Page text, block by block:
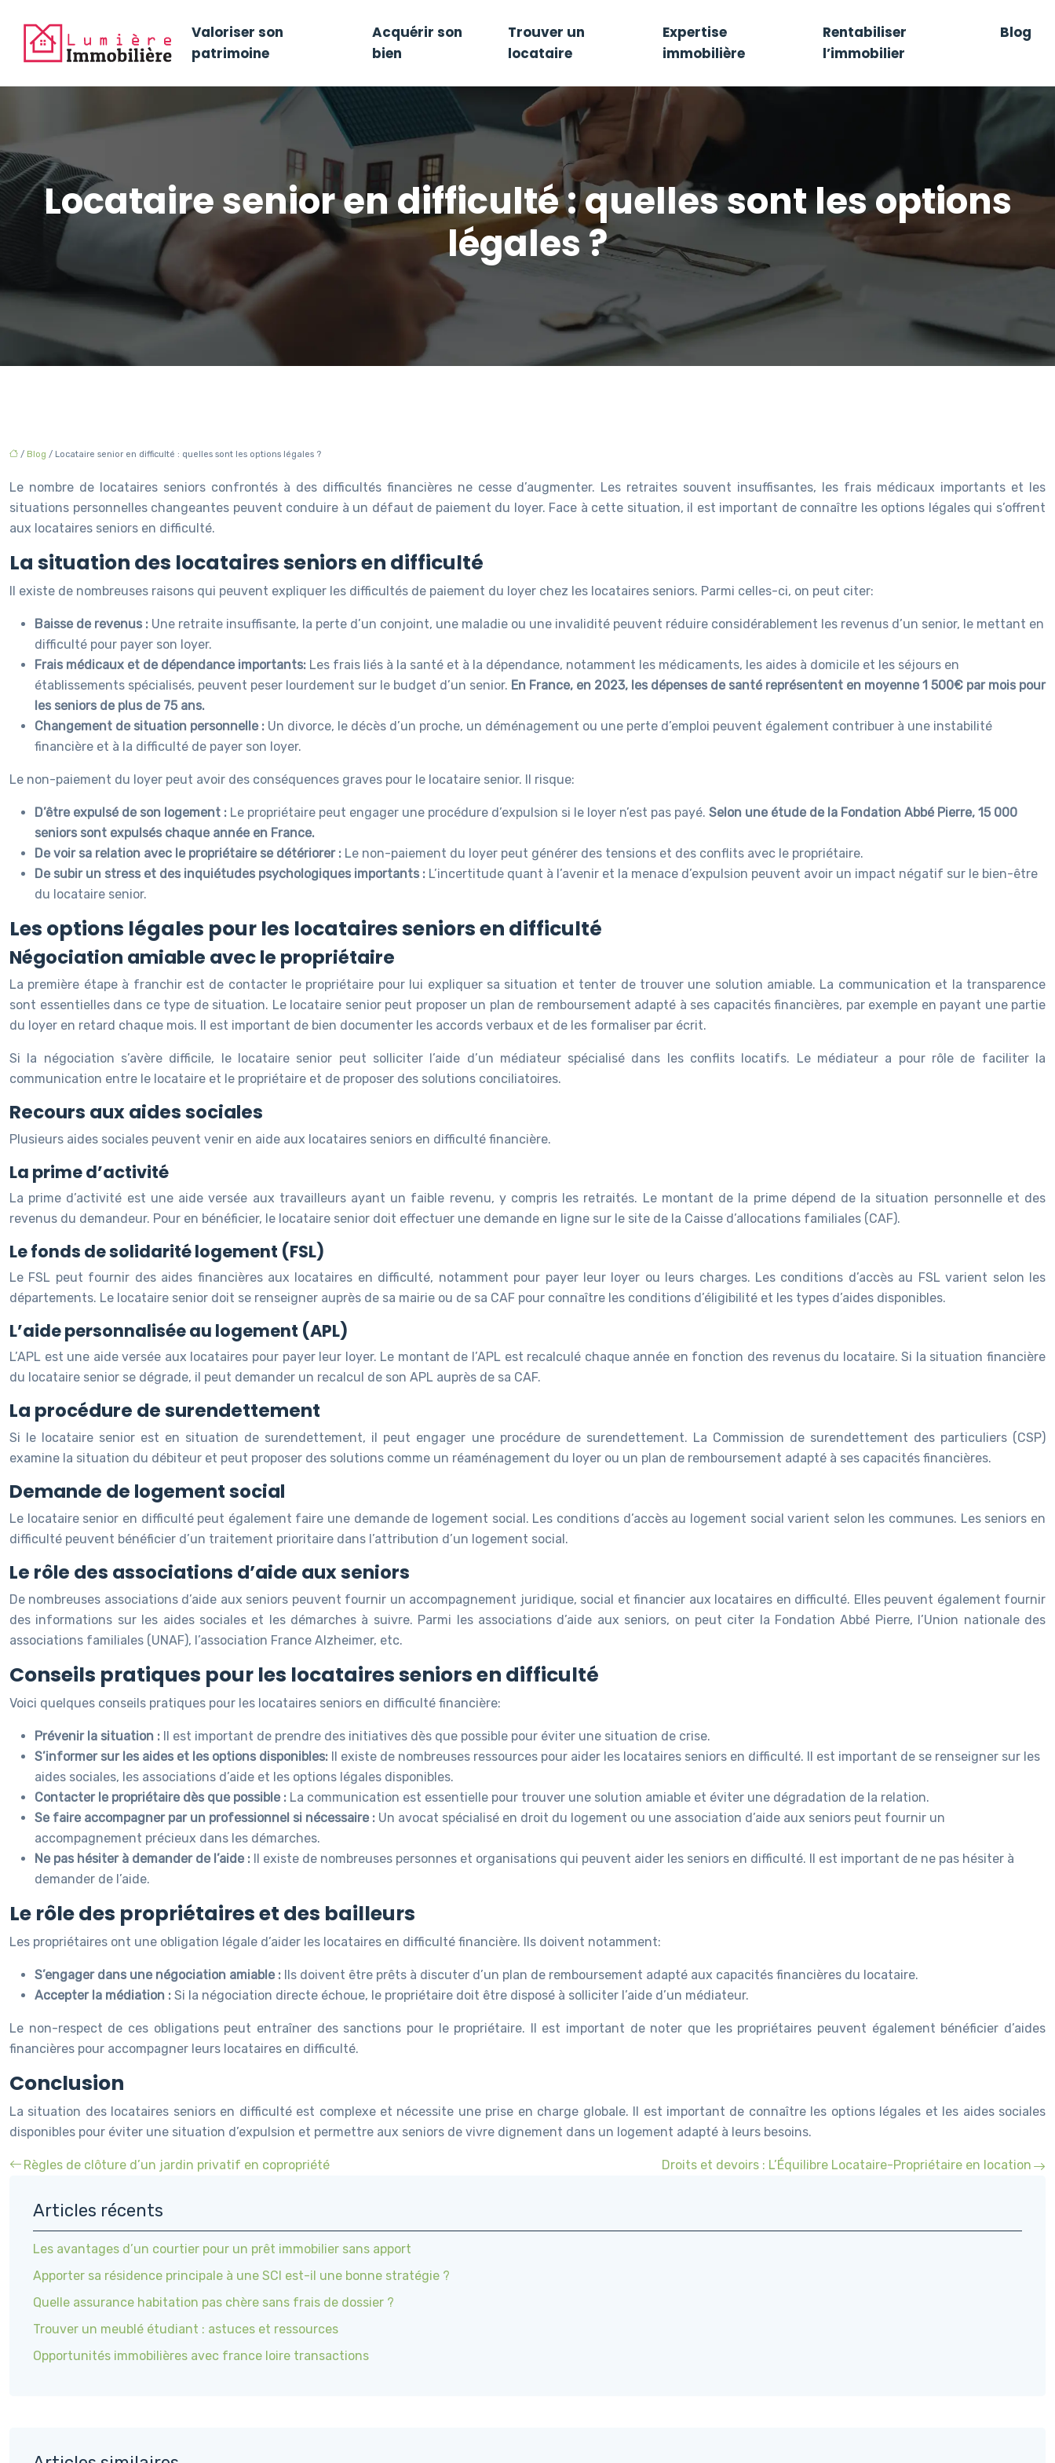
Valoriser son
patrimoine
Acquérir son
bien
Trouver un
locataire
Expertise
immobilière
Rentabiliser
l’immobilier
Blog
Locataire senior en difficulté : quelles sont les options
légales ?
/ Blog / Locataire senior en difficulté : quelles sont les options légales ?
Le nombre de locataires seniors confrontés à des difficultés financières ne cesse d’augmenter. Les retraites souvent insuffisantes, les frais médicaux importants et les
situations personnelles changeantes peuvent conduire à un défaut de paiement du loyer. Face à cette situation, il est important de connaître les options légales qui s’offrent
aux locataires seniors en difficulté.
La situation des locataires seniors en difficulté
Il existe de nombreuses raisons qui peuvent expliquer les difficultés de paiement du loyer chez les locataires seniors. Parmi celles-ci, on peut citer:
Baisse de revenus : Une retraite insuffisante, la perte d’un conjoint, une maladie ou une invalidité peuvent réduire considérablement les revenus d’un senior, le mettant en
difficulté pour payer son loyer.
Frais médicaux et de dépendance importants: Les frais liés à la santé et à la dépendance, notamment les médicaments, les aides à domicile et les séjours en
établissements spécialisés, peuvent peser lourdement sur le budget d’un senior. En France, en 2023, les dépenses de santé représentent en moyenne 1 500€ par mois pour
les seniors de plus de 75 ans.
Changement de situation personnelle : Un divorce, le décès d’un proche, un déménagement ou une perte d’emploi peuvent également contribuer à une instabilité
financière et à la difficulté de payer son loyer.
Le non-paiement du loyer peut avoir des conséquences graves pour le locataire senior. Il risque:
D’être expulsé de son logement : Le propriétaire peut engager une procédure d’expulsion si le loyer n’est pas payé. Selon une étude de la Fondation Abbé Pierre, 15 000
seniors sont expulsés chaque année en France.
De voir sa relation avec le propriétaire se détériorer : Le non-paiement du loyer peut générer des tensions et des conflits avec le propriétaire.
De subir un stress et des inquiétudes psychologiques importants : L’incertitude quant à l’avenir et la menace d’expulsion peuvent avoir un impact négatif sur le bien-être
du locataire senior.
Les options légales pour les locataires seniors en difficulté
Négociation amiable avec le propriétaire
La première étape à franchir est de contacter le propriétaire pour lui expliquer sa situation et tenter de trouver une solution amiable. La communication et la transparence
sont essentielles dans ce type de situation. Le locataire senior peut proposer un plan de remboursement adapté à ses capacités financières, par exemple en payant une partie
du loyer en retard chaque mois. Il est important de bien documenter les accords verbaux et de les formaliser par écrit.
Si la négociation s’avère difficile, le locataire senior peut solliciter l’aide d’un médiateur spécialisé dans les conflits locatifs. Le médiateur a pour rôle de faciliter la
communication entre le locataire et le propriétaire et de proposer des solutions conciliatoires.
Recours aux aides sociales
Plusieurs aides sociales peuvent venir en aide aux locataires seniors en difficulté financière.
La prime d’activité
La prime d’activité est une aide versée aux travailleurs ayant un faible revenu, y compris les retraités. Le montant de la prime dépend de la situation personnelle et des
revenus du demandeur. Pour en bénéficier, le locataire senior doit effectuer une demande en ligne sur le site de la Caisse d’allocations familiales (CAF).
Le fonds de solidarité logement (FSL)
Le FSL peut fournir des aides financières aux locataires en difficulté, notamment pour payer leur loyer ou leurs charges. Les conditions d’accès au FSL varient selon les
départements. Le locataire senior doit se renseigner auprès de sa mairie ou de sa CAF pour connaître les conditions d’éligibilité et les types d’aides disponibles.
L’aide personnalisée au logement (APL)
L’APL est une aide versée aux locataires pour payer leur loyer. Le montant de l’APL est recalculé chaque année en fonction des revenus du locataire. Si la situation financière
du locataire senior se dégrade, il peut demander un recalcul de son APL auprès de sa CAF.
La procédure de surendettement
Si le locataire senior est en situation de surendettement, il peut engager une procédure de surendettement. La Commission de surendettement des particuliers (CSP)
examine la situation du débiteur et peut proposer des solutions comme un réaménagement du loyer ou un plan de remboursement adapté à ses capacités financières.
Demande de logement social
Le locataire senior en difficulté peut également faire une demande de logement social. Les conditions d’accès au logement social varient selon les communes. Les seniors en
difficulté peuvent bénéficier d’un traitement prioritaire dans l’attribution d’un logement social.
Le rôle des associations d’aide aux seniors
De nombreuses associations d’aide aux seniors peuvent fournir un accompagnement juridique, social et financier aux locataires en difficulté. Elles peuvent également fournir
des informations sur les aides sociales et les démarches à suivre. Parmi les associations d’aide aux seniors, on peut citer la Fondation Abbé Pierre, l’Union nationale des
associations familiales (UNAF), l’association France Alzheimer, etc.
Conseils pratiques pour les locataires seniors en difficulté
Voici quelques conseils pratiques pour les locataires seniors en difficulté financière:
Prévenir la situation : Il est important de prendre des initiatives dès que possible pour éviter une situation de crise.
S’informer sur les aides et les options disponibles: Il existe de nombreuses ressources pour aider les locataires seniors en difficulté. Il est important de se renseigner sur les
aides sociales, les associations d’aide et les options légales disponibles.
Contacter le propriétaire dès que possible : La communication est essentielle pour trouver une solution amiable et éviter une dégradation de la relation.
Se faire accompagner par un professionnel si nécessaire : Un avocat spécialisé en droit du logement ou une association d’aide aux seniors peut fournir un
accompagnement précieux dans les démarches.
Ne pas hésiter à demander de l’aide : Il existe de nombreuses personnes et organisations qui peuvent aider les seniors en difficulté. Il est important de ne pas hésiter à
demander de l’aide.
Le rôle des propriétaires et des bailleurs
Les propriétaires ont une obligation légale d’aider les locataires en difficulté financière. Ils doivent notamment:
S’engager dans une négociation amiable : Ils doivent être prêts à discuter d’un plan de remboursement adapté aux capacités financières du locataire.
Accepter la médiation : Si la négociation directe échoue, le propriétaire doit être disposé à solliciter l’aide d’un médiateur.
Le non-respect de ces obligations peut entraîner des sanctions pour le propriétaire. Il est important de noter que les propriétaires peuvent également bénéficier d’aides
financières pour accompagner leurs locataires en difficulté.
Conclusion
La situation des locataires seniors en difficulté est complexe et nécessite une prise en charge globale. Il est important de connaître les options légales et les aides sociales
disponibles pour éviter une situation d’expulsion et permettre aux seniors de vivre dignement dans un logement adapté à leurs besoins.
Règles de clôture d’un jardin privatif en copropriété Droits et devoirs : L’Équilibre Locataire-Propriétaire en location
Articles récents
Les avantages d’un courtier pour un prêt immobilier sans apport
Apporter sa résidence principale à une SCI est-il une bonne stratégie ?
Quelle assurance habitation pas chère sans frais de dossier ?
Trouver un meublé étudiant : astuces et ressources
Opportunités immobilières avec france loire transactions